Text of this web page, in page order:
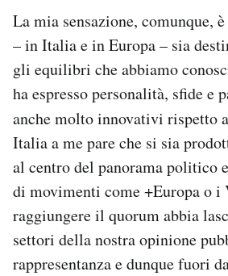
La mia sensazione, comunque,
– in Italia e in Europa – sia
gli equilibri che abbiamo
ha espresso personalità, sfide e
anche molto innovativi rispetto
Italia a me pare che si sia
al centro del panorama politico
di movimenti come +Europa o i
raggiungere il quorum abbia
settori della nostra opinione
rappresentanza e dunque fuori